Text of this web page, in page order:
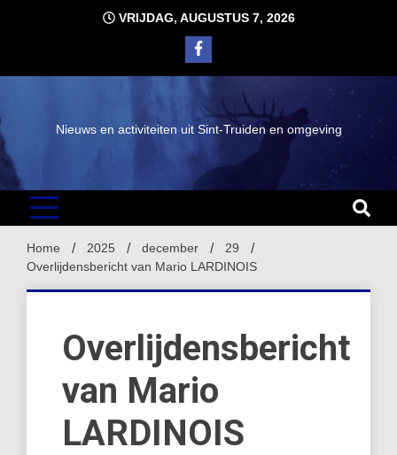
VRIJDAG, AUGUSTUS 7, 2026
Nieuws en activiteiten uit Sint-Truiden en omgeving
Home 2025 december
29
Overlijdensbericht van Mario LARDINOIS
Overlijdensbericht
van Mario
LARDINOIS